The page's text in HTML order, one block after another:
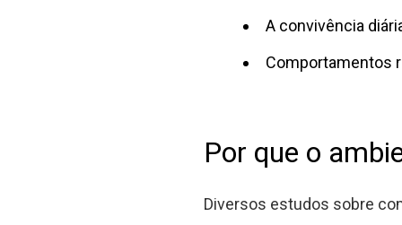
A convivência
Comportamentos
Por que o
Diversos estudos sobre